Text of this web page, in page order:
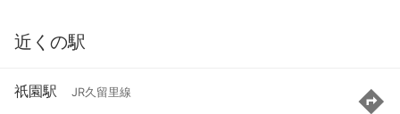
近くの駅
祇園駅 JR久留里線